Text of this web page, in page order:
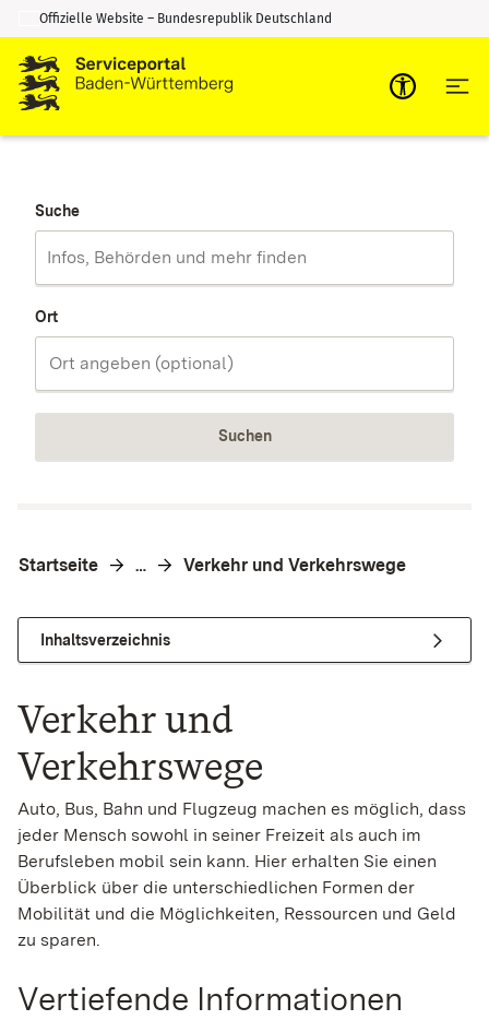
Zum Inhalt springen
Zur Suche springen
Offizielle Website – Bundesrepublik Deutschland
Suche
Ort
Suchen
Startseite … Verkehr und Verkehrswege
Inhaltsverzeichnis
Verkehr und
Verkehrswege
Auto, Bus, Bahn und Flugzeug machen es möglich, dass
jeder Mensch sowohl in seiner Freizeit als auch im
Berufsleben mobil sein kann. Hier erhalten Sie einen
Überblick über die unterschiedlichen Formen der
Mobilität und die Möglichkeiten, Ressourcen und Geld
zu sparen.
Vertiefende Informationen